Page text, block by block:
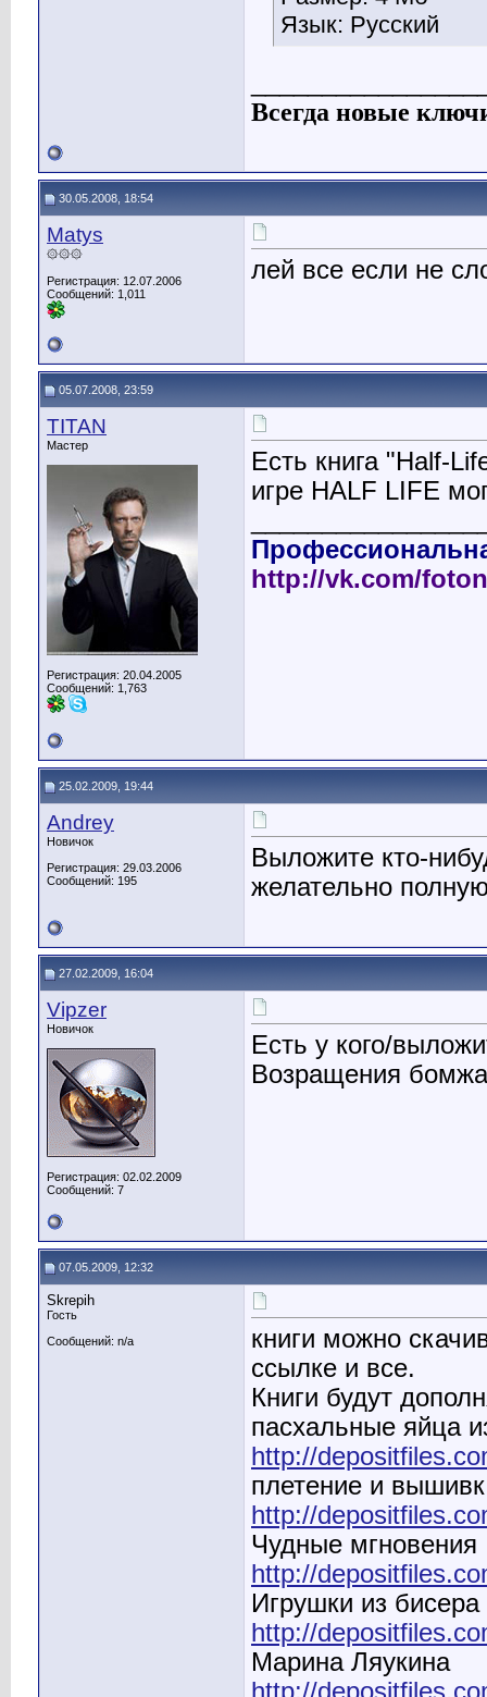
Язык: Русский
Всегда новые
30.05.2008, 18:54
Matys
۞۞۞
Регистрация: 12.07.2006
Сообщений: 1,011
лей все если не
05.07.2008, 23:59
TITAN
Мастер
Регистрация: 20.04.2005
Сообщений: 1,763
Есть книга "Half-
игре HALF LIFE
http://vk.com/
25.02.2009, 19:44
Andrey
Новичок
Регистрация: 29.03.2006
Сообщений: 195
Выложите кто-
желательно
27.02.2009, 16:04
Vipzer
Новичок
Регистрация: 02.02.2009
Сообщений: 7
Есть у кого/
Возращения
07.05.2009, 12:32
Skrepih
Гость
Сообщений: n/a
книги можно
ссылке и все.
Книги будут
пасхальные яйца
http://
плетение и
http://
Чудные мгновения
http://
Игрушки из бисера
http://
Марина Ляукина